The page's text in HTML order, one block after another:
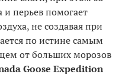
и перьев помогает
не создавая при
по истине самым
от больших морозов
Goose Expedition